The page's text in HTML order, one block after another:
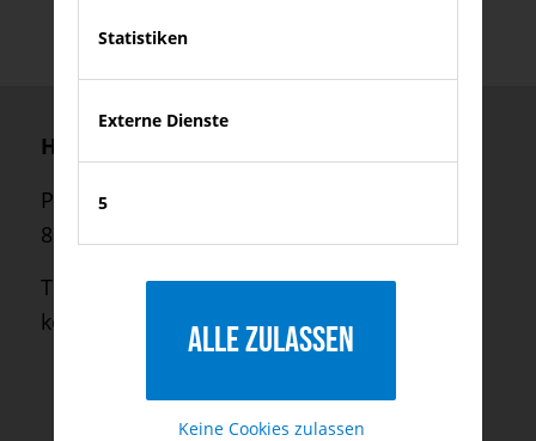
Statistiken
Externe Dienste
5
Alle zulassen
Keine Cookies zulassen
Herzberg Consulting GmbH
Palmstraße 2
80469 München
Telefon:
+49 (0) 89 550 699 45
kontakt@herzberg-consulting.com